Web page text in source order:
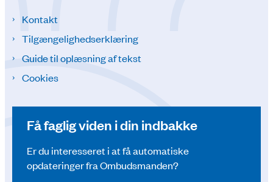
Kontakt
Tilgængelighedserklæring
Guide til oplæsning af tekst
Cookies
Få faglig viden i din indbakke
Er du interesseret i at få automatiske
opdateringer fra Ombudsmanden?